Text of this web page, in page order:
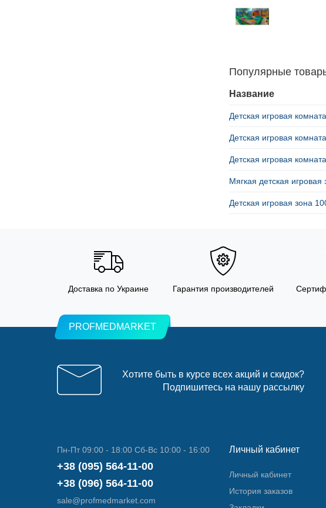
Популярные
Название
Детская игровая
Детская игровая
Детская игровая
Мягкая детская
Детская игровая зона
Доставка по Украине Гарантия производителей
PROFMEDMARKET
Хотите быть в курсе всех акций и скидок?
Подпишитесь на нашу рассылку
Пн-Пт 09:00 - 18:00 Сб-Вс 10:00 - 16:00
+38 (095) 564-11-00
+38 (096) 564-11-00
sale@profmedmarket.com
Личный кабинет
Личный кабинет
История заказов